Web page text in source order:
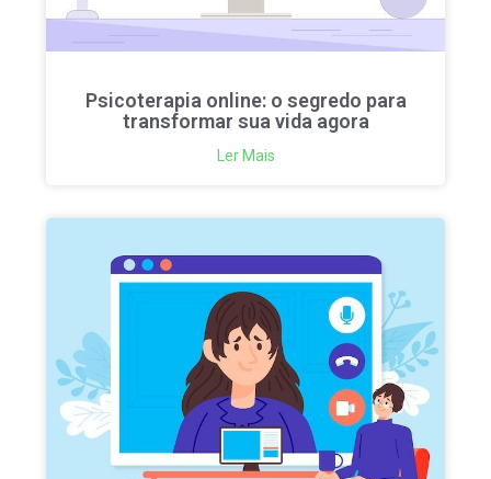
Psicoterapia online: o segredo para
transformar sua vida agora
Ler Mais